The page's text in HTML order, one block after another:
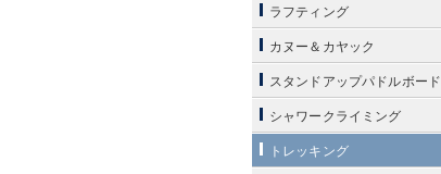
ラフティング
カヌー＆カヤック
スタンドアップパドルボード
シャワークライミング
トレッキング